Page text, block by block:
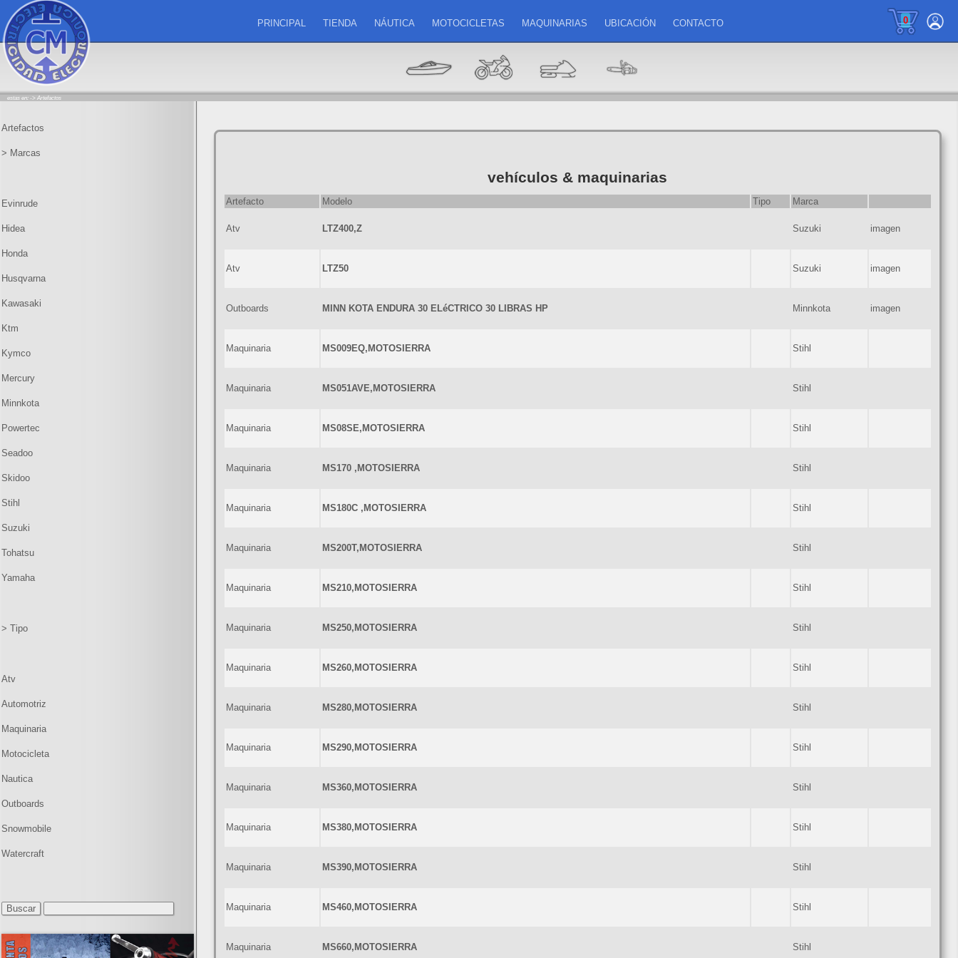
0
PRINCIPAL TIENDA NÁUTICA MOTOCICLETAS MAQUINARIAS UBICACIÓN CONTACTO
estas en: -> Artefactos
vehículos & maquinarias
Artefacto Modelo Tipo Marca
Atv LTZ400,Z Suzuki imagen
Atv LTZ50 Suzuki imagen
Outboards MINN KOTA ENDURA 30 ELéCTRICO 30 LIBRAS HP Minnkota imagen
Maquinaria MS009EQ,MOTOSIERRA Stihl
Maquinaria MS051AVE,MOTOSIERRA Stihl
Maquinaria MS08SE,MOTOSIERRA Stihl
Maquinaria MS170 ,MOTOSIERRA Stihl
Maquinaria MS180C ,MOTOSIERRA Stihl
Maquinaria MS200T,MOTOSIERRA Stihl
Maquinaria MS210,MOTOSIERRA Stihl
Maquinaria MS250,MOTOSIERRA Stihl
Maquinaria MS260,MOTOSIERRA Stihl
Maquinaria MS280,MOTOSIERRA Stihl
Maquinaria MS290,MOTOSIERRA Stihl
Maquinaria MS360,MOTOSIERRA Stihl
Maquinaria MS380,MOTOSIERRA Stihl
Maquinaria MS390,MOTOSIERRA Stihl
Maquinaria MS460,MOTOSIERRA Stihl
Maquinaria MS660,MOTOSIERRA Stihl
Artefactos
> Marcas
Evinrude
Hidea
Honda
Husqvarna
Kawasaki
Ktm
Kymco
Mercury
Minnkota
Powertec
Seadoo
Skidoo
Stihl
Suzuki
Tohatsu
Yamaha
> Tipo
Atv
Automotriz
Maquinaria
Motocicleta
Nautica
Outboards
Snowmobile
Watercraft